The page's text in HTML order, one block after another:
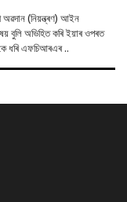
অৱদান (নিয়ন্ত্ৰণ) আইন
বুলি অভিহিত কৰি ইয়াৰ ওপৰত
ধৰি এফচিআৰএৰ ..